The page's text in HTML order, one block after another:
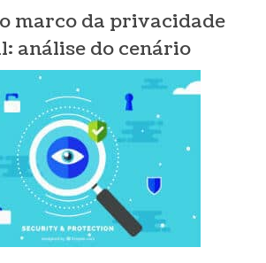
marco da privacidade
análise do cenário